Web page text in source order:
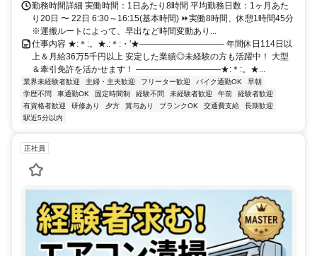
勤務時間詳細 実働時間：1日あたり8時間 平均勤務日数：1ヶ月あた
り20日 〜 22日 6:30～16:15(基本時間) ⏩実働8時間、休憩1時間45分
※運搬ルートによって、早出など時間変動あり...
仕事内容 ★:＊:。★.:＊:・'★―――――――――― 年間休日114日以
上＆月給36万5千円以上 安定した業績◎未経験の方も活躍中！ 大型
＆牽引免許を活かせます！ ――――――――――★:＊:。★...
業界未経験者歓迎 主婦・主夫歓迎 フリーター歓迎 バイク通勤OK
早朝
学歴不問
車通勤OK 固定時間制 経験不問 未経験者歓迎 午前
経験者歓迎
有資格者歓迎
研修あり 夕方 賞与あり ブランクOK 交通費支給
長期歓迎
駅近5分以内
正社員